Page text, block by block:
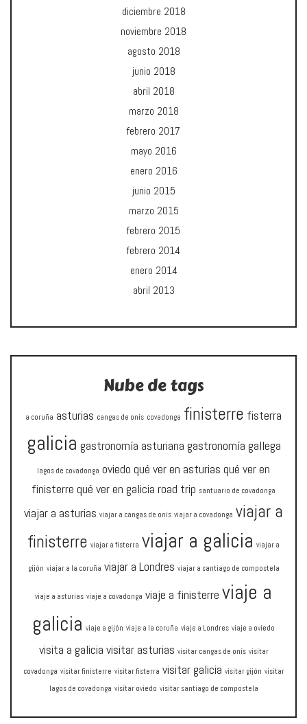
diciembre 2018
noviembre 2018
agosto 2018
junio 2018
abril 2018
marzo 2018
febrero 2017
mayo 2016
enero 2016
junio 2015
marzo 2015
febrero 2015
febrero 2014
enero 2014
abril 2013
Nube de tags
a coruña asturias cangas de onís covadonga finisterre fisterra
galicia gastronomía asturiana gastronomía gallega
lagos de covadonga oviedo qué ver en asturias qué ver en
finisterre qué ver en galicia road trip santuario de covadonga
viajar a asturias viajar a cangas de onís viajar a covadonga viajar a
finisterre viajar a fisterra viajar a galicia viajar a
gijón viajar a la coruña viajar a Londres viajar a santiago de compostela
viaje a asturias viaje a covadonga viaje a finisterre viaje a
galicia viaje a gijón viaje a la coruña viaje a Londres viaje a oviedo
visita a galicia visitar asturias visitar cangas de onís visitar
covadonga visitar finisterre visitar fisterra visitar galicia visitar gijón visitar
lagos de covadonga visitar oviedo visitar santiago de compostela